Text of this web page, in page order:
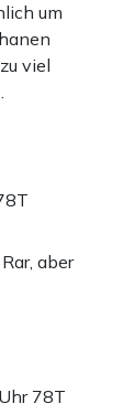
um
viel
aber
78T